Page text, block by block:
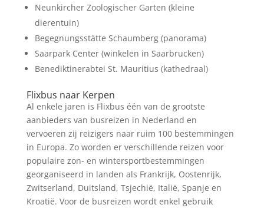
Neunkircher Zoologischer Garten (kleine
dierentuin)
Begegnungsstätte Schaumberg (panorama)
Saarpark Center (winkelen in Saarbrucken)
Benediktinerabtei St. Mauritius (kathedraal)
Flixbus naar Kerpen
Al enkele jaren is Flixbus één van de grootste
aanbieders van busreizen in Nederland en
vervoeren zij reizigers naar ruim 100 bestemmingen
in Europa. Zo worden er verschillende reizen voor
populaire zon- en wintersportbestemmingen
georganiseerd in landen als Frankrijk, Oostenrijk,
Zwitserland, Duitsland, Tsjechië, Italië, Spanje en
Kroatië. Voor de busreizen wordt enkel gebruik